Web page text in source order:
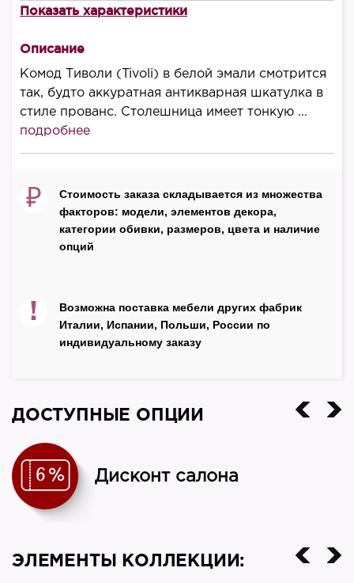
Высота, мм
Ширина, мм
950
Глубина, мм
500
массив бука
Материал фасада
Цвет
Страна
Показать характеристики
Описание
Комод Тиволи (Tivoli) в белой эмали смотрится
так, будто аккуратная антикварная шкатулка в
стиле прованс. Столешница имеет тонкую ...
подробнее
₽
Стоимость заказа складывается из множества
факторов: модели, элементов декора,
категории обивки, размеров, цвета и наличие
опций
!
Возможна поставка мебели других фабрик
Италии, Испании, Польши, России по
индивидуальному заказу
ДОСТУПНЫЕ ОПЦИИ
Дисконт салона
ЭЛЕМЕНТЫ КОЛЛЕКЦИИ: